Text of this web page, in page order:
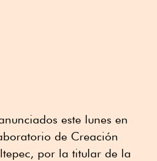
este lunes en
de Creación
por la titular de la